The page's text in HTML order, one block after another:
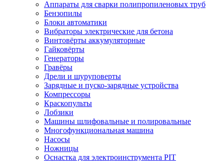
Аппараты для сварки полипропиленовых труб
Бензопилы
Блоки автоматики
Вибраторы электрические для бетона
Винтовёрты аккумуляторные
Гайковёрты
Генераторы
Гравёры
Дрели и шуруповерты
Зарядные и пуско-зарядные устройства
Компрессоры
Краскопульты
Лобзики
Машины шлифовальные и полировальные
Многофункциональная машина
Насосы
Ножницы
Оснастка для электроинструмента PIT